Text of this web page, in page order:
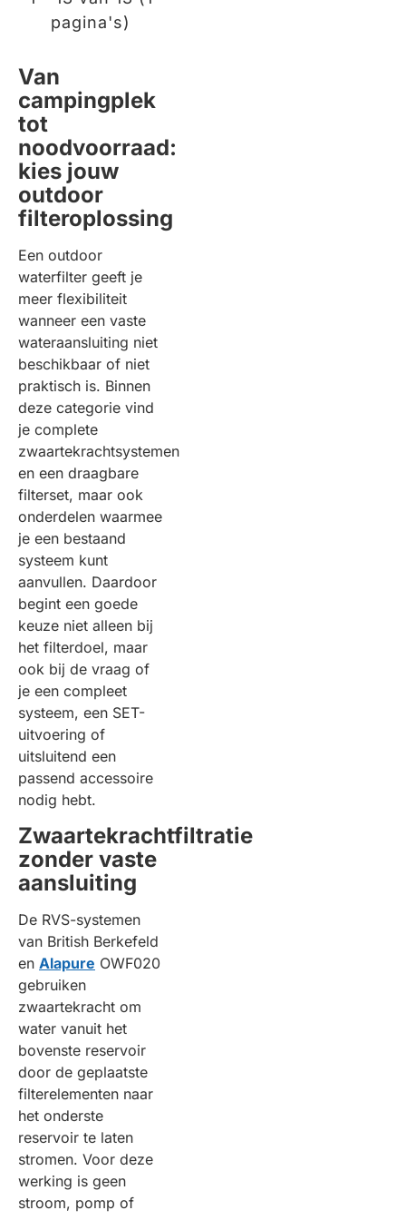
pagina's)
Van
campingplek
tot
noodvoorraad:
kies jouw
outdoor
filteroplossing
Een outdoor
waterfilter geeft je
meer flexibiliteit
wanneer een vaste
wateraansluiting niet
beschikbaar of niet
praktisch is. Binnen
deze categorie vind
je complete
zwaartekrachtsystemen
en een draagbare
filterset, maar ook
onderdelen waarmee
je een bestaand
systeem kunt
aanvullen. Daardoor
begint een goede
keuze niet alleen bij
het filterdoel, maar
ook bij de vraag of
je een compleet
systeem, een SET-
uitvoering of
uitsluitend een
passend accessoire
nodig hebt.
Zwaartekrachtfiltratie
zonder vaste
aansluiting
De RVS-systemen
van British Berkefeld
en Alapure OWF020
gebruiken
zwaartekracht om
water vanuit het
bovenste reservoir
door de geplaatste
filterelementen naar
het onderste
reservoir te laten
stromen. Voor deze
werking is geen
stroom, pomp of